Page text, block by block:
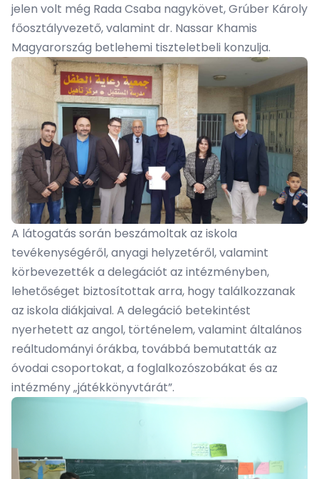
jelen volt még Rada Csaba nagykövet, Grúber Károly
főosztályvezető, valamint dr. Nassar Khamis
Magyarország betlehemi tiszteletbeli konzulja.
A látogatás során beszámoltak az iskola
tevékenységéről, anyagi helyzetéről, valamint
körbevezették a delegációt az intézményben,
lehetőséget biztosítottak arra, hogy találkozzanak
az iskola diákjaival. A delegáció betekintést
nyerhetett az angol, történelem, valamint általános
reáltudományi órákba, továbbá bemutatták az
óvodai csoportokat, a foglalkozószobákat és az
intézmény „játékkönyvtárát”.